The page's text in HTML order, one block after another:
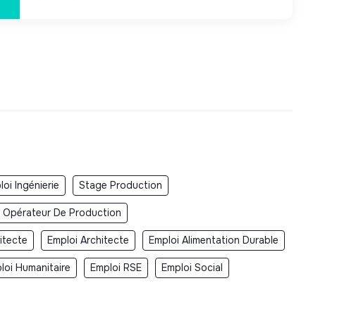
Ingénierie Stage Production
De Production
Emploi Architecte Emploi Alimentation Durable
Humanitaire Emploi RSE Emploi Social